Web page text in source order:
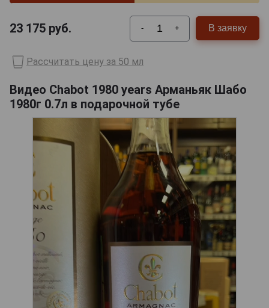
23 175 руб. - + В заявку
Рассчитать цену за 50 мл
Видео Chabot 1980 years Арманьяк Шабо
1980г 0.7л в подарочной тубе